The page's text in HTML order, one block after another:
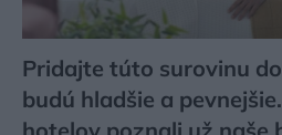
Pridajte túto surovinu
budú hladšie a